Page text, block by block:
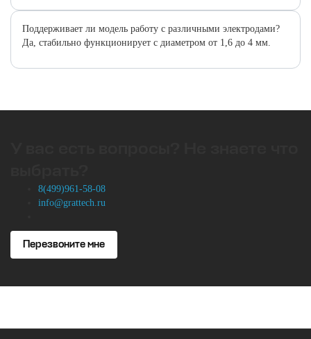
Поддерживает ли модель работу с различными электродами?
Да, стабильно функционирует с диаметром от 1,6 до 4 мм.
8(499)961-58-08
info@grattech.ru
Перезвоните мне